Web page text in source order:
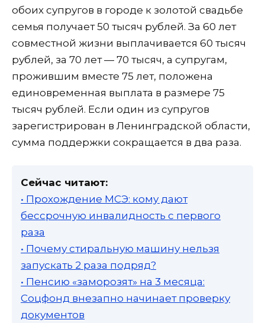
обоих супругов в городе к золотой свадьбе
семья получает 50 тысяч рублей. За 60 лет
совместной жизни выплачивается 60 тысяч
рублей, за 70 лет — 70 тысяч, а супругам,
прожившим вместе 75 лет, положена
единовременная выплата в размере 75
тысяч рублей. Если один из супругов
зарегистрирован в Ленинградской области,
сумма поддержки сокращается в два раза.
Сейчас читают:
• Прохождение МСЭ: кому дают
бессрочную инвалидность с первого
раза
• Почему стиральную машину нельзя
запускать 2 раза подряд?
• Пенсию «заморозят» на 3 месяца:
Соцфонд внезапно начинает проверку
документов